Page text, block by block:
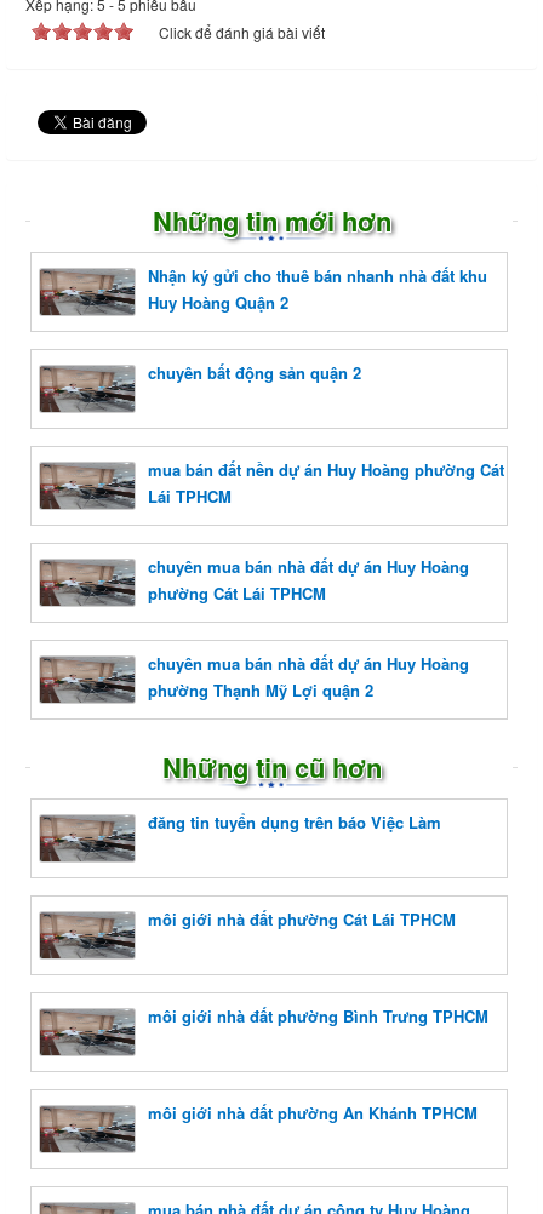
Xếp hạng:5 -5 phiếu bầu
Click để đánh giá bài viết
Những tin mới hơn
Nhận ký gửi cho thuê bán nhanh nhà đất khu
Huy Hoàng Quận 2
chuyên bất động sản quận 2
mua bán đất nền dự án Huy Hoàng phường Cát
Lái TPHCM
chuyên mua bán nhà đất dự án Huy Hoàng
phường Cát Lái TPHCM
chuyên mua bán nhà đất dự án Huy Hoàng
phường Thạnh Mỹ Lợi quận 2
Những tin cũ hơn
đăng tin tuyển dụng trên báo Việc Làm
môi giới nhà đất phường Cát Lái TPHCM
môi giới nhà đất phường Bình Trưng TPHCM
môi giới nhà đất phường An Khánh TPHCM